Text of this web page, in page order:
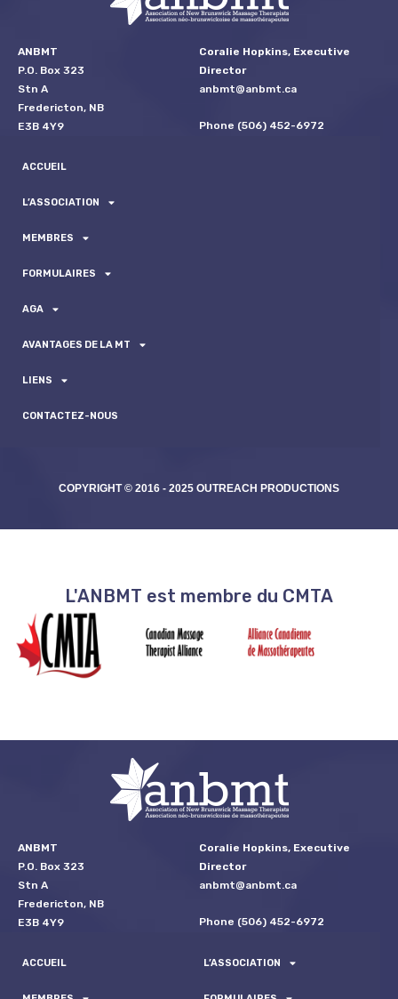
ANBMT
P.O. Box 323
Stn A
Fredericton, NB
E3B 4Y9
Coralie Hopkins, Executive
Director
anbmt@anbmt.ca
Phone (506) 452-6972
ACCUEIL
L’ASSOCIATION
MEMBRES
FORMULAIRES
AGA
AVANTAGES DE LA MT
LIENS
CONTACTEZ-NOUS
COPYRIGHT © 2016 - 2025 OUTREACH PRODUCTIONS
L'ANBMT est membre du CMTA
ANBMT
P.O. Box 323
Stn A
Fredericton, NB
E3B 4Y9
Coralie Hopkins, Executive
Director
anbmt@anbmt.ca
Phone (506) 452-6972
ACCUEIL L’ASSOCIATION